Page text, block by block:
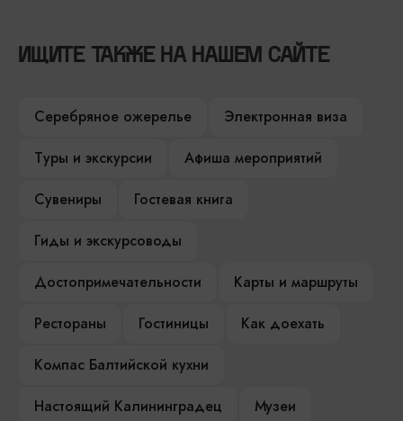
ИЩИТЕ ТАКЖЕ НА НАШЕМ САЙТЕ
Серебряное ожерелье
Электронная виза
Туры и экскурсии
Афиша мероприятий
Сувениры
Гостевая книга
Гиды и экскурсоводы
Достопримечательности
Карты и маршруты
Рестораны
Гостиницы
Как доехать
Компас Балтийской кухни
Настоящий Калининградец
Музеи